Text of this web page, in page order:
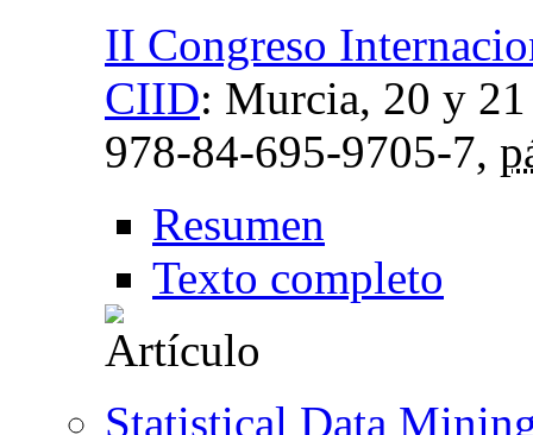
II Congreso
CIID: Murcia, 20 y
978-84-695-9705-7,
Resumen
Texto completo
Statistical Data